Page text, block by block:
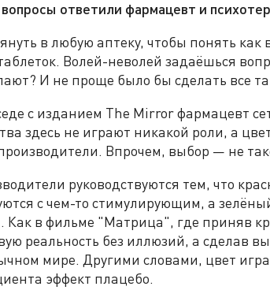
ответили фармацевт и
в любую аптеку, чтобы понять как
Волей-неволей задаёшься
И не проще было бы сделать все
с изданием The Mirror фармацевт
здесь не играют никакой роли, а
Впрочем, выбор — не
руководствуются тем, что
с чем-то стимулирующим, а
в фильме "Матрица", где приняв
реальность без иллюзий, а сделав
мире. Другими словами, цвет
эффект плацебо.